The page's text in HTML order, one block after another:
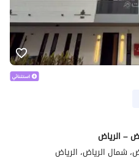
– الرياض
شمال الرياض، الرياض